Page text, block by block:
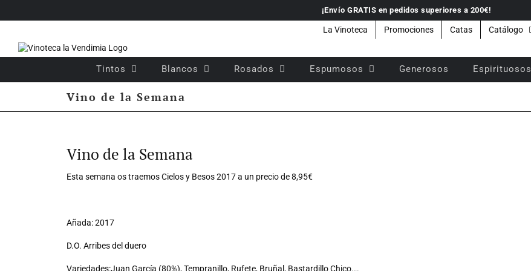
¡Envío GRATIS en pedidos superiores a 200€!
La Vinoteca Promociones Catas Catálogo
Tintos Blancos Rosados Espumosos Generosos Espirituosos
Vino de la Semana
más
Vino de la Semana
Esta semana os traemos Cielos y Besos 2017 a un precio de 8,95€
Añada: 2017
D.O. Arribes del duero
Variedades:Juan García (80%), Tempranillo, Rufete, Bruñal, Bastardillo Chico….